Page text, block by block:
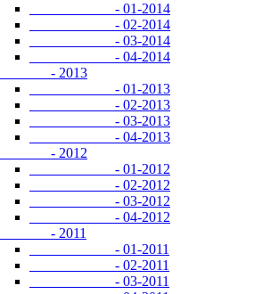
- 01-2014
- 02-2014
- 03-2014
- 04-2014
- 2013
- 01-2013
- 02-2013
- 03-2013
- 04-2013
- 2012
- 01-2012
- 02-2012
- 03-2012
- 04-2012
- 2011
- 01-2011
- 02-2011
- 03-2011